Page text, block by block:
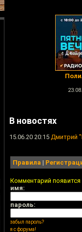
В новостях
15.06.20 20:15 Дмитрий
Правила |
Комментарий
имя:
пароль:
забыл пароль?
я с форума!